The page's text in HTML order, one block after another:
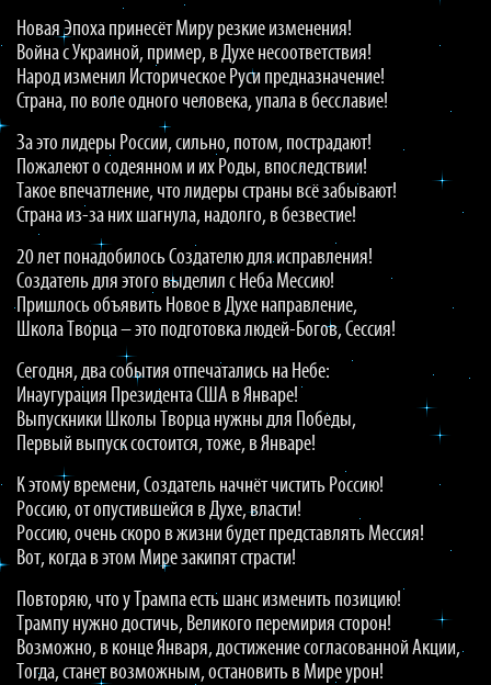
Новая Эпоха принесёт Миру резкие изменения!
Война с Украиной, пример, в Духе несоответствия!
Народ изменил Историческое Руси предназначение!
Страна, по воле одного человека, упала в бесславие!
За это лидеры России, сильно, потом, пострадают!
Пожалеют о содеянном и их Роды, впоследствии!
Такое впечатление, что лидеры страны всё забывают!
Страна из-за них шагнула, надолго, в безвестие!
20 лет понадобилось Создателю для исправления!
Создатель для этого выделил с Неба Мессию!
Пришлось объявить Новое в Духе направление,
Школа Творца – это подготовка людей-Богов, Сессия!
Сегодня, два события отпечатались на Небе:
Инаугурация Президента США в Январе!
Выпускники Школы Творца нужны для Победы,
Первый выпуск состоится, тоже, в Январе!
К этому времени, Создатель начнёт чистить Россию!
Россию, от опустившейся в Духе, власти!
Россию, очень скоро в жизни будет представлять Мессия!
Вот, когда в этом Мире закипят страсти!
Повторяю, что у Трампа есть шанс изменить позицию!
Трампу нужно достичь, Великого перемирия сторон!
Возможно, в конце Января, достижение согласованной Акции,
Тогда, станет возможным, остановить в Мире урон!